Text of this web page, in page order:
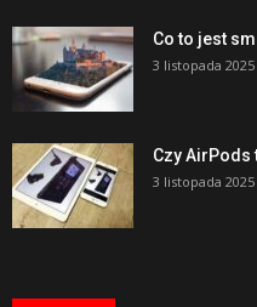
Co to jest
3 listopada 2025
Czy AirPods
3 listopada 2025